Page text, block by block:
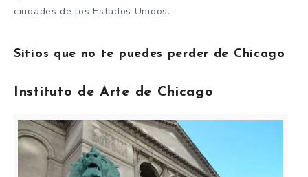
ciudades de los Estados Unidos.
Sitios que no te puedes perder de Chicago
Instituto de Arte de Chicago